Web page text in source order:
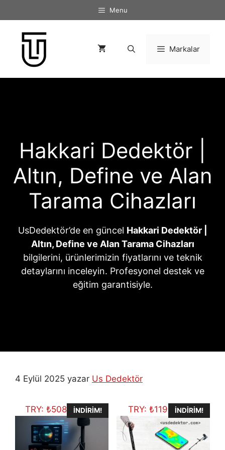
atla
Menu
Markalar
Hakkari Dedektör |
Altın, Define ve Alan
Tarama Cihazları
UsDedektör’de en güncel Hakkari Dedektör |
Altın, Define ve Alan Tarama Cihazları
bilgilerini, ürünlerimizin fiyatlarını ve teknik
detaylarını inceleyin. Profesyonel destek ve
eğitim garantisiyle.
4 Eylül 2025 yazar Us Dedektör
TRY:₺508.454,00
İNDIRIM! TRY: ₺119.610,37
İNDIRIM!